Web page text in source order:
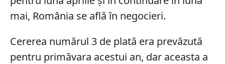
mai, România se află în negocieri.
Cererea numărul 3 de plată era prevăzută
pentru primăvara acestui an, dar aceasta a